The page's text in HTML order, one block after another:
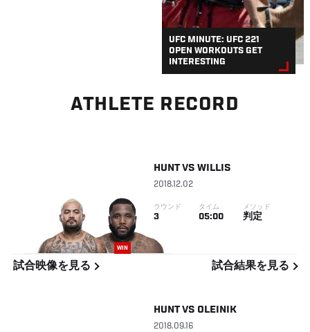
UFC MINUTE: UFC 221
OPEN WORKOUTS GET
INTERESTING
ATHLETE RECORD
WIN
HUNTVS WILLIS
2018.12.02
ラウンド
3
タイム
05:00
メソッド
判定
試合映像を見る 試合結果を見る
HUNTVS OLEINIK
2018.09.16